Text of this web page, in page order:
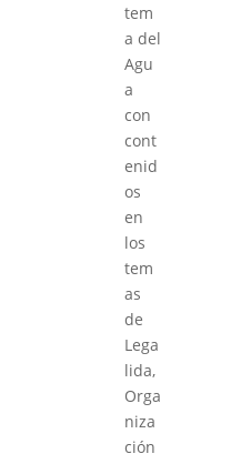
tem
a del
Agu
a
con
cont
enid
os
en
los
tem
as
de
Lega
lida,
Orga
niza
ción